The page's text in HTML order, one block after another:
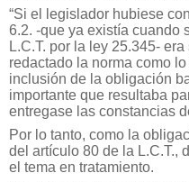
“Si el legislador hubiese
6.2. -que ya existía cuando
L.C.T. por la ley 25.345-
redactado la norma como
inclusión de la obligación
importante que resultaba
entregase las constancias
Por lo tanto, como la
del artículo 80 de la L.C.T.,
el tema en tratamiento.